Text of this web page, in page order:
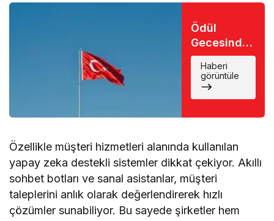
Ödül
Gecesinde
Büyük Şok:
Favori İsim
Eli Boş
Döndü
Haberi
görüntüle
Özellikle müşteri hizmetleri alanında kullanılan
yapay zeka destekli sistemler dikkat çekiyor. Akıllı
sohbet botları ve sanal asistanlar, müşteri
taleplerini anlık olarak değerlendirerek hızlı
çözümler sunabiliyor. Bu sayede şirketler hem